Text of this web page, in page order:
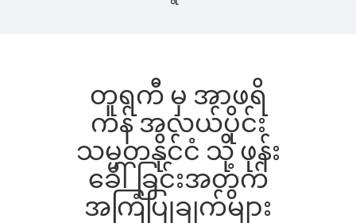
တူရကီ မှ အာဖရိ
ကန် အလယ်ပိုင်း
သမ္မတနိုင်ငံ သို့ ဖုန်း
ခေါ်ခြင်းအတွက်
အကြံပြုချက်များ